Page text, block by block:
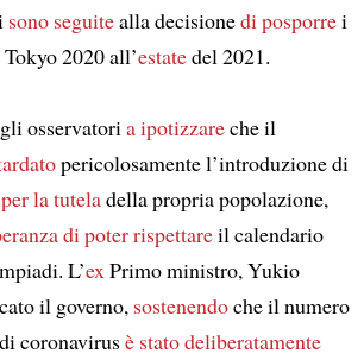
sono seguitealla decisionedi posporrei
2020 all’estatedel 2021.
osservatori a ipotizzareche il
pericolosamente l’introduzione di
per la tuteladella propria popolazione,
di poter rispettareil calendario
L’ex Primo ministro, Yukio
il governo, sostenendoche il numero
coronavirusè stato deliberatamente